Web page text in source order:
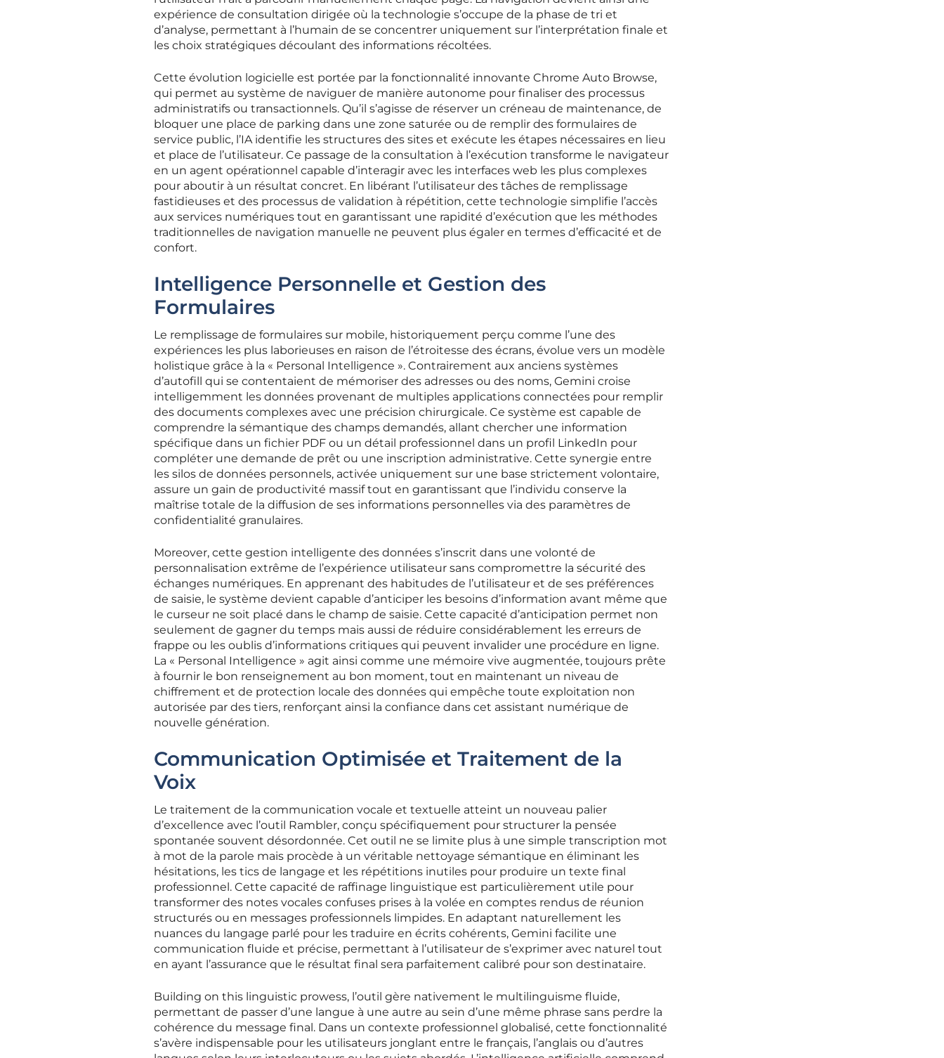
expérience de consultation dirigée où la technologie s’occupe de la phase de tri et
d’analyse, permettant à l’humain de se concentrer uniquement sur l’interprétation finale et
les choix stratégiques découlant des informations récoltées.
Cette évolution logicielle est portée par la fonctionnalité innovante Chrome Auto Browse,
qui permet au système de naviguer de manière autonome pour finaliser des processus
administratifs ou transactionnels. Qu’il s’agisse de réserver un créneau de maintenance, de
bloquer une place de parking dans une zone saturée ou de remplir des formulaires de
service public, l’IA identifie les structures des sites et exécute les étapes nécessaires en lieu
et place de l’utilisateur. Ce passage de la consultation à l’exécution transforme le navigateur
en un agent opérationnel capable d’interagir avec les interfaces web les plus complexes
pour aboutir à un résultat concret. En libérant l’utilisateur des tâches de remplissage
fastidieuses et des processus de validation à répétition, cette technologie simplifie l’accès
aux services numériques tout en garantissant une rapidité d’exécution que les méthodes
traditionnelles de navigation manuelle ne peuvent plus égaler en termes d’efficacité et de
confort.
Intelligence Personnelle et Gestion des
Formulaires
Le remplissage de formulaires sur mobile, historiquement perçu comme l’une des
expériences les plus laborieuses en raison de l’étroitesse des écrans, évolue vers un modèle
holistique grâce à la « Personal Intelligence ». Contrairement aux anciens systèmes
d’autofill qui se contentaient de mémoriser des adresses ou des noms, Gemini croise
intelligemment les données provenant de multiples applications connectées pour remplir
des documents complexes avec une précision chirurgicale. Ce système est capable de
comprendre la sémantique des champs demandés, allant chercher une information
spécifique dans un fichier PDF ou un détail professionnel dans un profil LinkedIn pour
compléter une demande de prêt ou une inscription administrative. Cette synergie entre
les silos de données personnels, activée uniquement sur une base strictement volontaire,
assure un gain de productivité massif tout en garantissant que l’individu conserve la
maîtrise totale de la diffusion de ses informations personnelles via des paramètres de
confidentialité granulaires.
Moreover, cette gestion intelligente des données s’inscrit dans une volonté de
personnalisation extrême de l’expérience utilisateur sans compromettre la sécurité des
échanges numériques. En apprenant des habitudes de l’utilisateur et de ses préférences
de saisie, le système devient capable d’anticiper les besoins d’information avant même que
le curseur ne soit placé dans le champ de saisie. Cette capacité d’anticipation permet non
seulement de gagner du temps mais aussi de réduire considérablement les erreurs de
frappe ou les oublis d’informations critiques qui peuvent invalider une procédure en ligne.
La « Personal Intelligence » agit ainsi comme une mémoire vive augmentée, toujours prête
à fournir le bon renseignement au bon moment, tout en maintenant un niveau de
chiffrement et de protection locale des données qui empêche toute exploitation non
autorisée par des tiers, renforçant ainsi la confiance dans cet assistant numérique de
nouvelle génération.
Communication Optimisée et Traitement de la
Voix
Le traitement de la communication vocale et textuelle atteint un nouveau palier
d’excellence avec l’outil Rambler, conçu spécifiquement pour structurer la pensée
spontanée souvent désordonnée. Cet outil ne se limite plus à une simple transcription mot
à mot de la parole mais procède à un véritable nettoyage sémantique en éliminant les
hésitations, les tics de langage et les répétitions inutiles pour produire un texte final
professionnel. Cette capacité de raffinage linguistique est particulièrement utile pour
transformer des notes vocales confuses prises à la volée en comptes rendus de réunion
structurés ou en messages professionnels limpides. En adaptant naturellement les
nuances du langage parlé pour les traduire en écrits cohérents, Gemini facilite une
communication fluide et précise, permettant à l’utilisateur de s’exprimer avec naturel tout
en ayant l’assurance que le résultat final sera parfaitement calibré pour son destinataire.
Building on this linguistic prowess, l’outil gère nativement le multilinguisme fluide,
permettant de passer d’une langue à une autre au sein d’une même phrase sans perdre la
cohérence du message final. Dans un contexte professionnel globalisé, cette fonctionnalité
s’avère indispensable pour les utilisateurs jonglant entre le français, l’anglais ou d’autres